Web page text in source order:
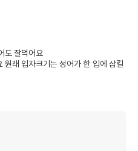
도 잘먹어요
원래 입자크기는 성어가 한 입에 삼킬